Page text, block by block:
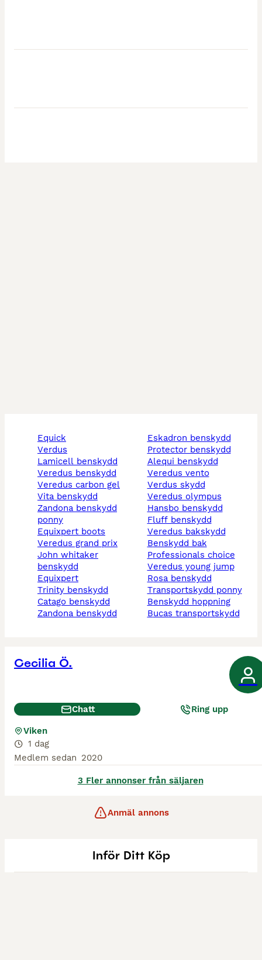
equick
verdus
lamicell benskydd
veredus benskydd
veredus carbon gel
vita benskydd
zandona benskydd
ponny
equixpert boots
veredus grand prix
john whitaker
benskydd
equixpert
trinity benskydd
catago benskydd
zandona benskydd
eskadron benskydd
protector benskydd
alequi benskydd
veredus vento
verdus skydd
veredus olympus
hansbo benskydd
fluff benskydd
veredus bakskydd
benskydd bak
professionals choice
veredus young jump
rosa benskydd
transportskydd ponny
benskydd hoppning
bucas transportskydd
Cecilia Ö.
Chatt Ring upp
Viken
1 dag
Medlem sedan 2020
3 Fler annonser från säljaren
Anmäl annons
Inför Ditt Köp